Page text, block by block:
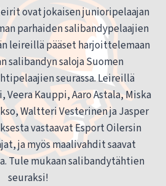
ovat jokaisen junioripelaajan
parhaiden salibandypelaajien
leireillä pääset harjoittelemaan
salibandyn saloja Suomen
seurassa. Leireillä
Veera Kauppi, Aaro Astala, Miska
Waltteri Vesterinen ja Jasper
vastaavat Esport Oilersin
ja myös maalivahdit saavat
Tule mukaan salibandytähtien
seuraksi!